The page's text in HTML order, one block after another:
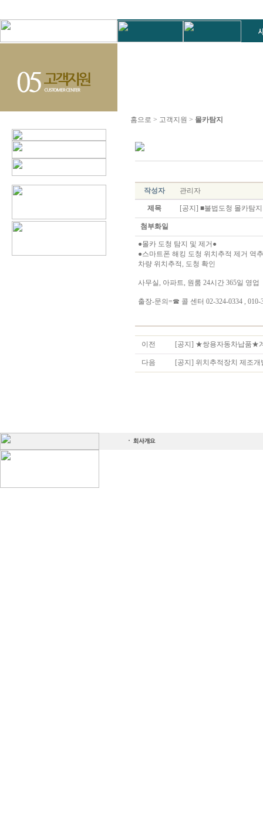
홈으로 > 고객지원 > 몰카탐지
작성자 관리자
제목 [공지] ■불법도청 몰카탐지
첨부화일
●몰카 도청 탐지 및 제거●
●스마트폰 해킹 도청 위치추적 제거 역
차량 위치추적, 도청 확인
사무실, 아파트, 원룸 24시간 365일 영업
출장-문의=☎ 콜 센터 02-324-0334 , 010-
이전 [공지] ★쌍용자동차납품★
다음 [공지] 위치추적장치 제조